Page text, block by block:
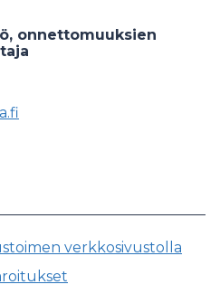
onnettomuuksien
verkkosivustolla